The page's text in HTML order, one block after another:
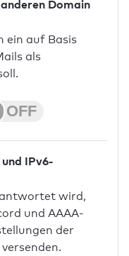
Domain
ein auf Basis
als
IPv6-
wird,
und AAAA-
der